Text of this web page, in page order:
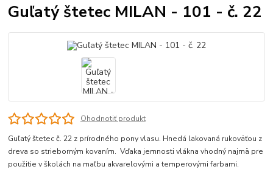
Guľatý štetec MILAN - 101 - č. 22
Ohodnotiť produkt
Guľatý štetec č. 22 z prírodného pony vlasu. Hnedá lakovaná rukoväťou z
dreva so strieborným kovaním. Vďaka jemnosti vlákna vhodný najmä pre
použitie v školách na maľbu akvarelovými a temperovými farbami.